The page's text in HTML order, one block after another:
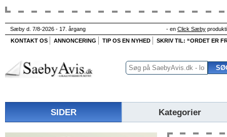
Sæby d. 7/8-2026 - 17. årgang - en Click Sæby
KONTAKT OS
ANNONCERING TIP OS EN NYHED SKRIV TIL: “ORDET ER
SIDER Kategorier